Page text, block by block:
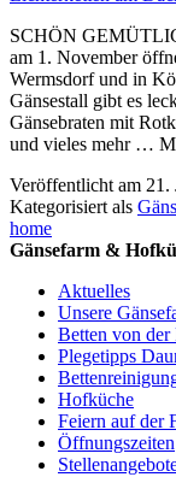
SCHÖN
am 1. November
Wermsdorf und in
Gänsestall gibt es
Gänsebraten mit
und vieles mehr …
Veröffentlicht am 21.
Kategorisiert als
home
Gänsefarm &
Aktuelles
Unsere
Betten von der
Plegetipps
Hofküche
Feiern auf der
Öffnungszeiten